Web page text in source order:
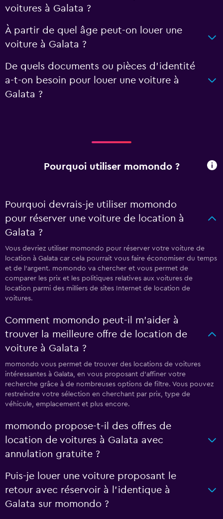
voitures à Galata ?
À partir de quel âge peut-on louer une
voiture à Galata ?
De quels documents ou pièces d'identité
a-t-on besoin pour louer une voiture à
Galata ?
Pourquoi utiliser momondo ?
Pourquoi devrais-je utiliser momondo
pour réserver une voiture de location à
Galata ?
Vous devriez utiliser momondo pour réserver votre voiture de
location à Galata car cela pourrait vous faire économiser du temps
et de l'argent. momondo va chercher et vous permet de
comparer les prix et les politiques relatives aux voitures de
location parmi des milliers de sites Internet de location de
voitures.
Comment momondo peut-il m’aider à
trouver la meilleure offre de location de
voiture à Galata ?
momondo vous permet de trouver des locations de voitures
intéressantes à Galata, en vous proposant d'affiner votre
recherche grâce à de nombreuses options de filtre. Vous pouvez
restreindre votre sélection en cherchant par prix, type de
véhicule, emplacement et plus encore.
momondo propose-t-il des offres de
location de voitures à Galata avec
annulation gratuite ?
Puis-je louer une voiture proposant le
retour avec réservoir à l’identique à
Galata sur momondo ?